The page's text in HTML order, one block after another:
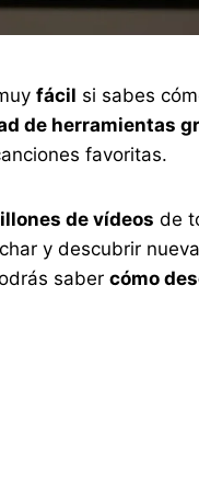
fácil si sabes
de herramientas
favoritas.
de vídeos de
y descubrir
saber cómo